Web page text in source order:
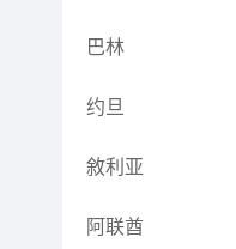
巴林
约旦
敘利亚
阿联酋